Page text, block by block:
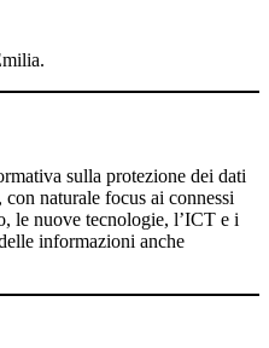
sulla protezione dei dati
naturale focus ai connessi
le nuove tecnologie, l’ICT e i
informazioni anche